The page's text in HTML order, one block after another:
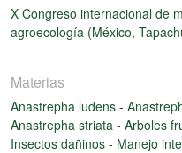
X Congreso internacional de
agroecología (México,
Materias
Anastrepha ludens -
Anastrepha striata - Arboles
Insectos dañinos - Manejo